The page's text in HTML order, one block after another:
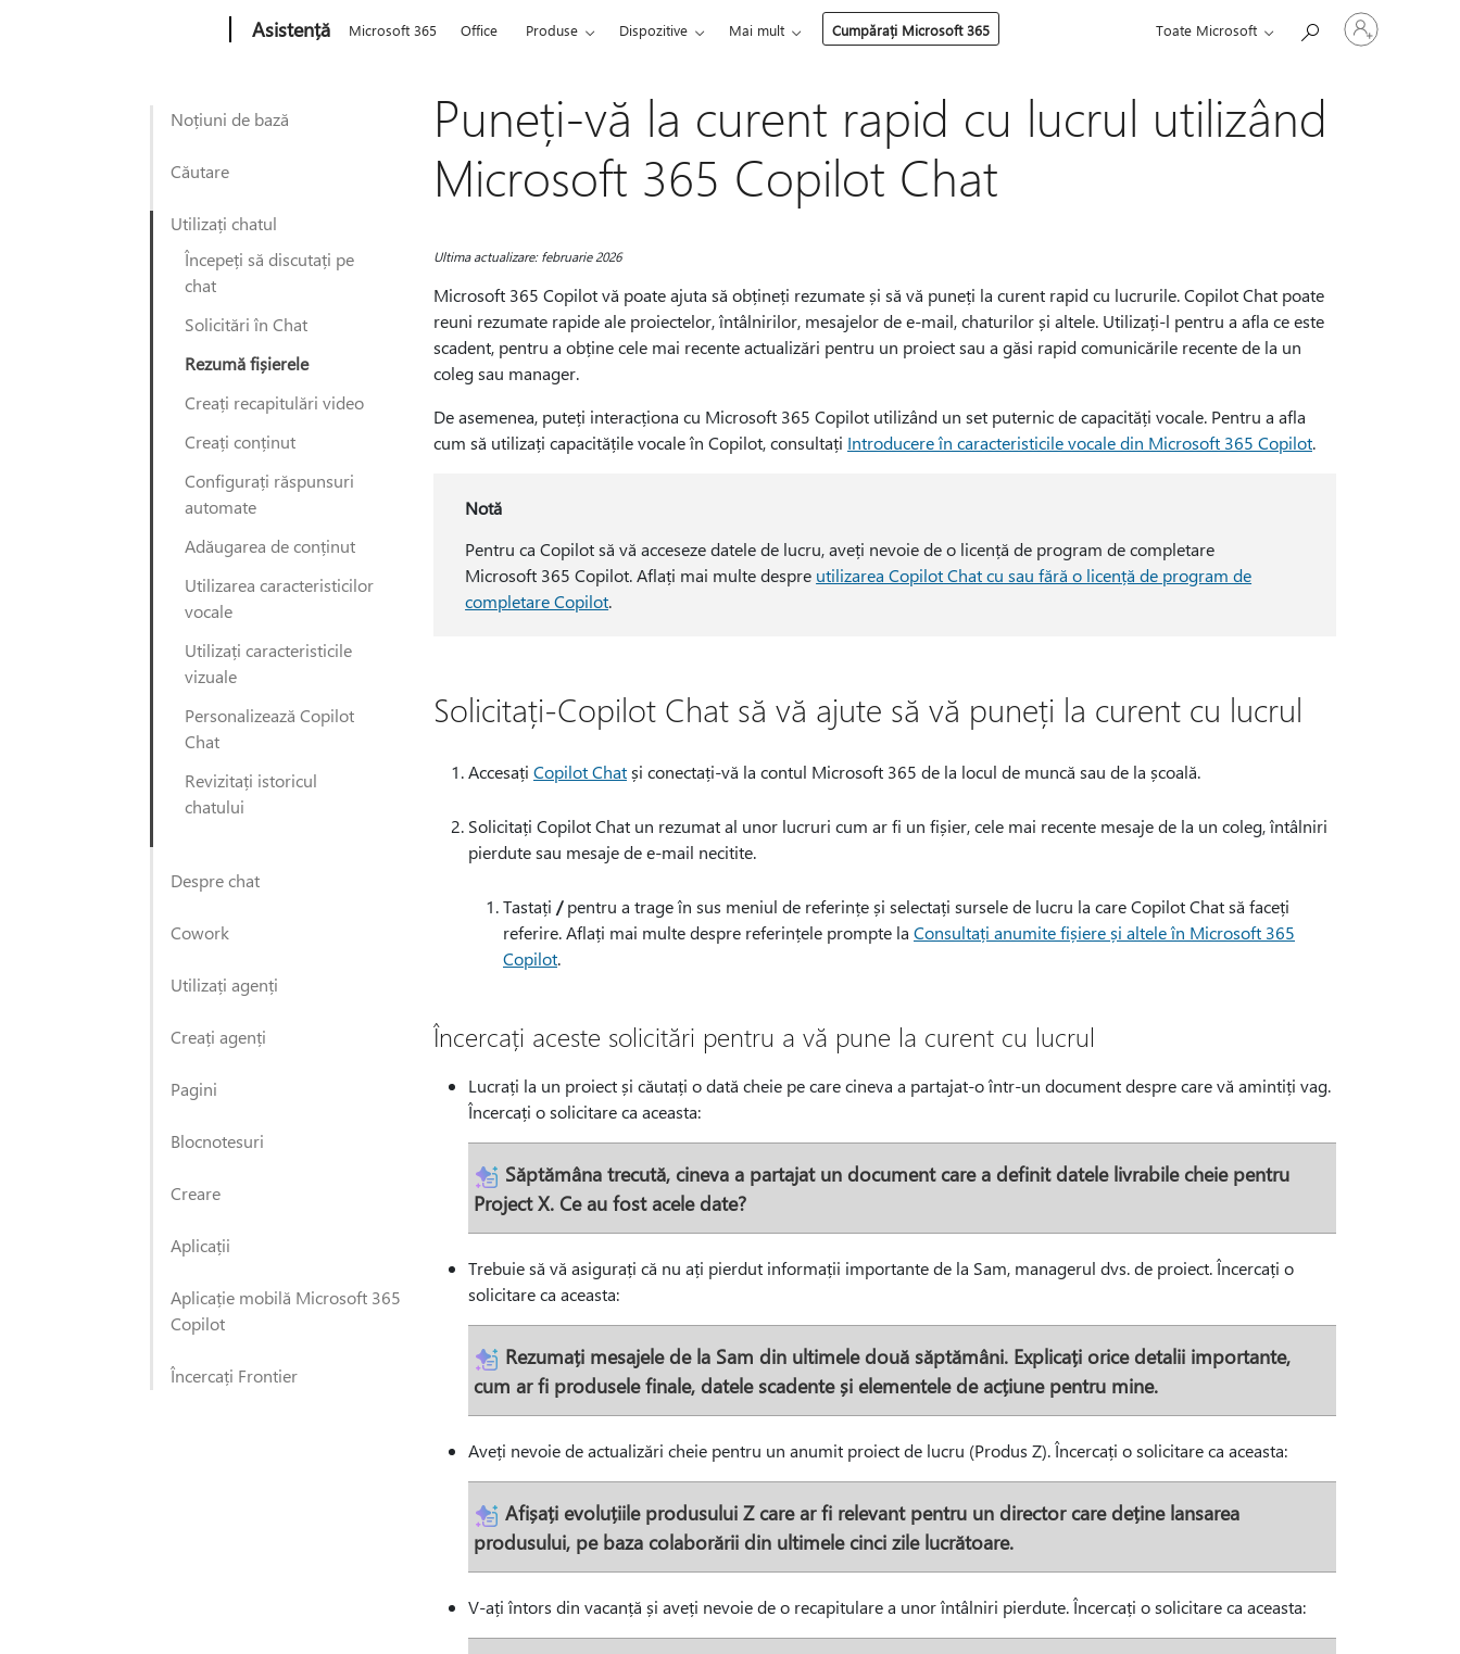
Asistență Microsoft 365 Office Produse Dispozitive Mai mult Cumpărați Microsoft 365 Toate Microsoft
Conectați-
vă
Noțiuni de bază
Căutare
Utilizați chatul
Începeți să discutați pe
chat
Solicitări în Chat
Rezumă fișierele
Creați recapitulări video
Creați conținut
Configurați răspunsuri
automate
Adăugarea de conținut
Utilizarea caracteristicilor
vocale
Utilizați caracteristicile
vizuale
Personalizează Copilot
Chat
Revizitați istoricul
chatului
Despre chat
Cowork
Utilizați agenți
Creați agenți
Pagini
Blocnotesuri
Creare
Aplicații
Aplicație mobilă Microsoft 365
Copilot
Încercați Frontier
Puneți-vă la curent rapid cu lucrul utilizând
Microsoft 365 Copilot Chat
Ultima actualizare: februarie 2026
Microsoft 365 Copilot vă poate ajuta să obțineți rezumate și să vă puneți la curent rapid cu lucrurile. Copilot Chat poate
reuni rezumate rapide ale proiectelor, întâlnirilor, mesajelor de e-mail, chaturilor și altele. Utilizați-l pentru a afla ce este
scadent, pentru a obține cele mai recente actualizări pentru un proiect sau a găsi rapid comunicările recente de la un
coleg sau manager.
De asemenea, puteți interacționa cu Microsoft 365 Copilot utilizând un set puternic de capacități vocale. Pentru a afla
cum să utilizați capacitățile vocale în Copilot, consultați Introducere în caracteristicile vocale din Microsoft 365 Copilot.
Notă
Pentru ca Copilot să vă acceseze datele de lucru, aveți nevoie de o licență de program de completare
Microsoft 365 Copilot. Aflați mai multe despre utilizarea Copilot Chat cu sau fără o licență de program de
completare Copilot.
Solicitați-Copilot Chat să vă ajute să vă puneți la curent cu lucrul
Accesați Copilot Chatși conectați-vă la contul Microsoft 365 de la locul de muncă sau de la școală.
Solicitați Copilot Chat un rezumat al unor lucruri cum ar fi un fișier, cele mai recente mesaje de la un coleg, întâlniri
pierdute sau mesaje de e-mail necitite.
Tastați /pentru a trage în sus meniul de referințe și selectați sursele de lucru la care Copilot Chat să faceți
referire. Aflați mai multe despre referințele prompte la Consultați anumite fișiere și altele în Microsoft 365
Copilot.
Încercați aceste solicitări pentru a vă pune la curent cu lucrul
Lucrați la un proiect și căutați o dată cheie pe care cineva a partajat-o într-un document despre care vă amintiți vag.
Încercați o solicitare ca aceasta:
Săptămâna trecută, cineva a partajat un document care a definit datele livrabile cheie pentru
Project X. Ce au fost acele date?
Trebuie să vă asigurați că nu ați pierdut informații importante de la Sam, managerul dvs. de proiect. Încercați o
solicitare ca aceasta:
Rezumați mesajele de la Sam din ultimele două săptămâni. Explicați orice detalii importante,
cum ar fi produsele finale, datele scadente și elementele de acțiune pentru mine.
Aveți nevoie de actualizări cheie pentru un anumit proiect de lucru (Produs Z). Încercați o solicitare ca aceasta:
Afișați evoluțiile produsului Z care ar fi relevant pentru un director care deține lansarea
produsului, pe baza colaborării din ultimele cinci zile lucrătoare.
V-ați întors din vacanță și aveți nevoie de o recapitulare a unor întâlniri pierdute. Încercați o solicitare ca aceasta: